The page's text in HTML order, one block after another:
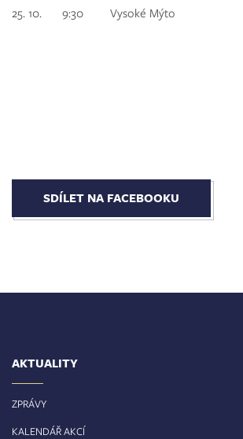
25. 10. 9:30 Vysoké
SDÍLET NA FACEBOOKU
AKTUALITY
ZPRÁVY
KALENDÁŘ AKCÍ